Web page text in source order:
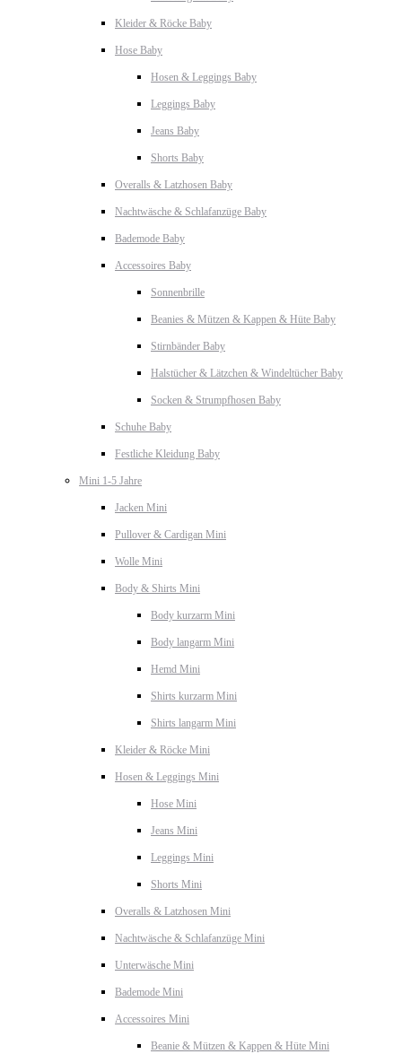
Kleider & Röcke Baby
Hose Baby
Hosen & Leggings Baby
Leggings Baby
Jeans Baby
Shorts Baby
Overalls & Latzhosen Baby
Nachtwäsche & Schlafanzüge Baby
Bademode Baby
Accessoires Baby
Sonnenbrille
Beanies & Mützen & Kappen & Hüte Baby
Stirnbänder Baby
Halstücher & Lätzchen & Windeltücher Baby
Socken & Strumpfhosen Baby
Schuhe Baby
Festliche Kleidung Baby
Mini 1-5 Jahre
Jacken Mini
Pullover & Cardigan Mini
Wolle Mini
Body & Shirts Mini
Body kurzarm Mini
Body langarm Mini
Hemd Mini
Shirts kurzarm Mini
Shirts langarm Mini
Kleider & Röcke Mini
Hosen & Leggings Mini
Hose Mini
Jeans Mini
Leggings Mini
Shorts Mini
Overalls & Latzhosen Mini
Nachtwäsche & Schlafanzüge Mini
Unterwäsche Mini
Bademode Mini
Accessoires Mini
Beanie & Mützen & Kappen & Hüte Mini